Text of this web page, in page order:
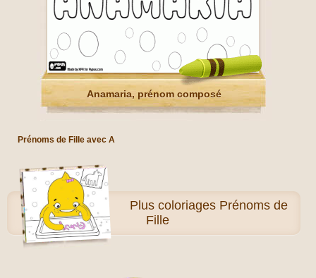
Anamaria, prénom composé
Prénoms de Fille avec A
Plus coloriages Prénoms de
Fille